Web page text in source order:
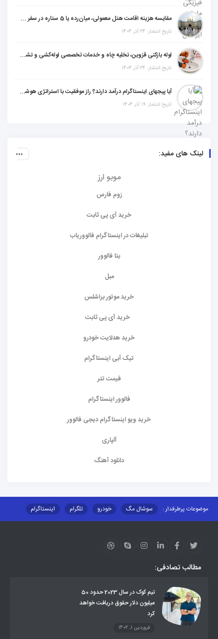
مقایسه هزینه اقامت هتل معمولی، میان‌رده یا 5 ستاره در سفر زیارتی عراق
تاریخ انتشار: 24 آذر 1404
لوله بازکنی قزوین، تخلیه چاه و خدمات تخصصی لوله‌کشی و تشخیص ترکیدگی
تاریخ انتشار: 24 آذر 1404
آیا پیجهای اینستاگرام درآمد دارند؟ راز موفقیت با استراتژی هوشمندانه
تاریخ انتشار: 19 آذر 1404
لینک های مفید:
موبو ارز
زوم فارس
خرید آی پی ثابت
تبلیغات در اینستاگرام فالووریاب
بتا فالوور
مبل
خرید موتور براشلس
خرید آی پی ثابت
خرید هدلایت خودرو
تیک آبی اینستاگرام
قیمت تتر
فالوور اینستاگرام
خرید ویو اینستاگرام دیجی فالوور
آلپاری
دانلود آهنگ
موضوعات پرطرفدار : سوشال مگ خودرو تلگرام
اینستاگرام
مطالب تصادفی:
تیم کوک در سال 2023 حدود 50
میلیون دلار حقوق دریافت خواهد
کرد
فروردین 1, 1402